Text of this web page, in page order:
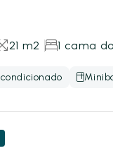
21 m2 1 cama